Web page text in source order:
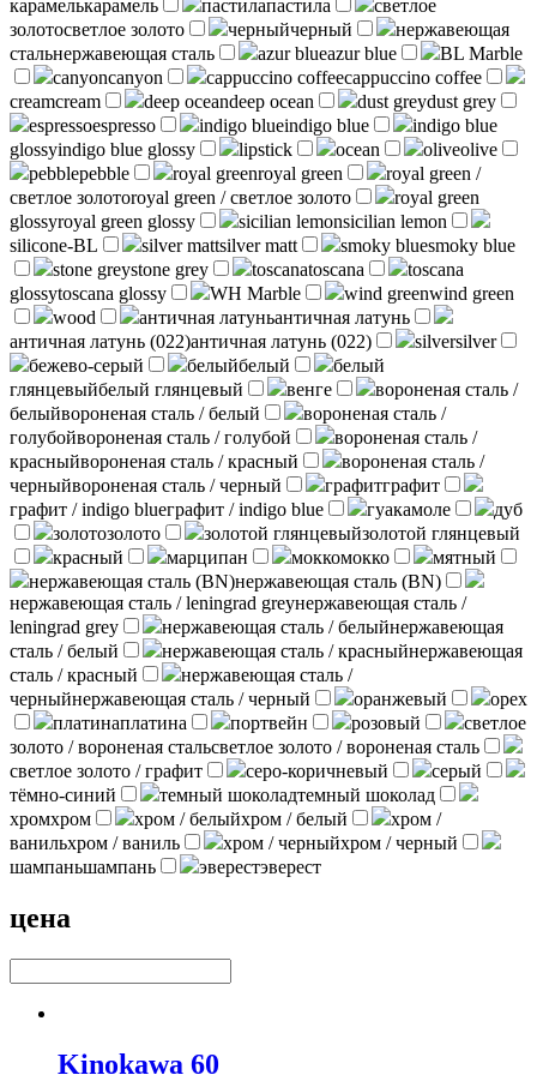
карамелькарамель пастилапастила
светлое
золотосветлое золото черныйчерный
нержавеющая
стальнержавеющая сталь azur blueazur blue
BL Marble
canyoncanyon cappuccino coffeecappuccino coffee
creamcream deep oceandeep ocean dust greydust grey
espressoespresso indigo blueindigo blue
indigo blue
glossyindigo blue glossy lipstick ocean oliveolive
pebblepebble royal greenroyal green
royal green /
светлое золотоroyal green / светлое золото
royal green
glossyroyal green glossy sicilian lemonsicilian lemon
silicone-BL
silver mattsilver matt smoky bluesmoky blue
stone greystone grey toscanatoscana
toscana
glossytoscana glossy WH Marble wind greenwind green
wood
античная латуньантичная латунь
античная латунь (022)античная латунь (022) silversilver
бежево-серый
белыйбелый
белый
глянцевыйбелый глянцевый венге
вороненая сталь /
белыйвороненая сталь / белый
вороненая сталь /
голубойвороненая сталь / голубой
вороненая сталь /
красныйвороненая сталь / красный
вороненая сталь /
черныйвороненая сталь / черный графитграфит
графит / indigo blueграфит / indigo blue гуакамоле
дуб
золотозолото золотой глянцевыйзолотой глянцевый
красный
марципан моккомокко
мятный
нержавеющая сталь (BN)нержавеющая сталь (BN)
нержавеющая сталь / leningrad greyнержавеющая сталь /
leningrad grey
нержавеющая сталь / белыйнержавеющая
сталь / белый
нержавеющая сталь / красныйнержавеющая
сталь / красный
нержавеющая сталь /
черныйнержавеющая сталь / черный оранжевый
орех
платинаплатина портвейн розовый
светлое
золото / вороненая стальсветлое золото / вороненая сталь
светлое золото / графит
серо-коричневый
серый
тёмно-синий
темный шоколадтемный шоколад
хромхром хром / белыйхром / белый
хром /
ванильхром / ваниль хром / черныйхром / черный
шампаньшампань эверестэверест
цена
Kinokawa 60